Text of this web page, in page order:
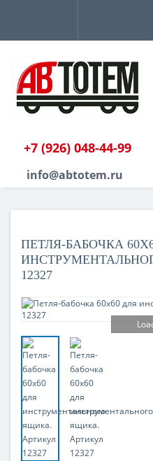
+7 (926) 048-44-99
info@abtotem.ru
ПЕТЛЯ-БАБОЧКА
12327